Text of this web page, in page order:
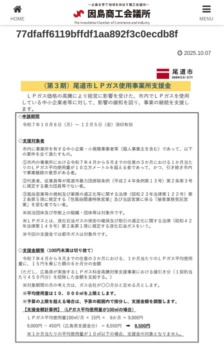
77dfaff6119bffdf1aa892f3c0ecdb8f
2025.10.07
HOME MENU